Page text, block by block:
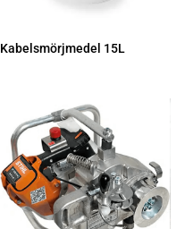
Kabelsmörjmedel 15L